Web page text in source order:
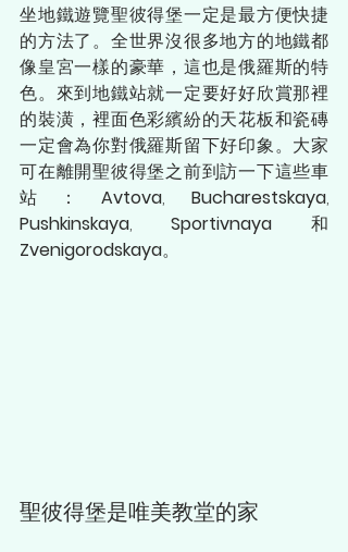
坐地鐵遊覽聖彼得堡一定是最方便快捷
的方法了。全世界沒很多地方的地鐵都
像皇宮一樣的豪華，這也是俄羅斯的特
色。來到地鐵站就一定要好好欣賞那裡
的裝潢，裡面色彩繽紛的天花板和瓷磚
一定會為你對俄羅斯留下好印象。大家
可在離開聖彼得堡之前到訪一下這些車
站： Avtova, Bucharestskaya
Pushkinskaya, Sportivnaya
Zvenigorodskaya。
聖彼得堡是唯美教堂的家